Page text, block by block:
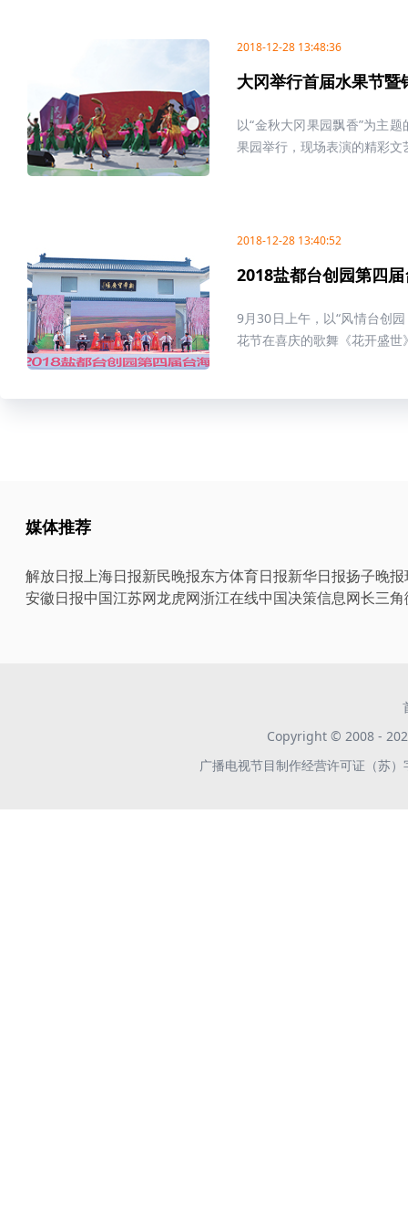
2018-12-28 13:48:36
大冈举行首届水果节暨
以“金秋大冈果园飘香”为主
果园举行，现场表演的精彩
2018-12-28 13:40:52
2018盐都台创园第四
9月30日上午，以“风情台创
花节在喜庆的歌舞《花开盛
媒体推荐
解放日报上海日报新民晚报东方体育日报新华日报扬子晚报
安徽日报中国江苏网龙虎网浙江在线中国决策信息网长三
Copyright © 2008 -
广播电视节目制作经营许可证（苏